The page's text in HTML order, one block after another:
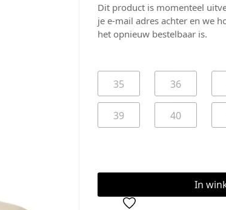
Dit product is momenteel
je e-mail adres achter en we
het opnieuw bestelbaar is.
35 36
39 40